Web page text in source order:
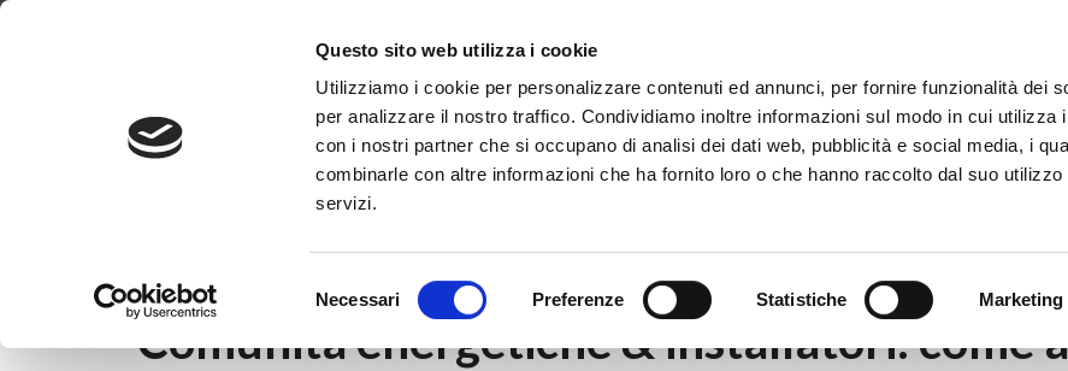
Questo sito web utilizza i cookie
Utilizziamo i cookie per personalizzare contenuti ed annunci, per fornire funzionalità dei
per analizzare il nostro traffico. Condividiamo inoltre informazioni sul modo in cui utilizza
con i nostri partner che si occupano di analisi dei dati web, pubblicità e social media, i
combinarle con altre informazioni che ha fornito loro o che hanno raccolto dal suo utilizzo
servizi.
del
Necessari Preferenze Statistiche Marketing
News & Eventi |
11 dicembre 2020
Comunità energetiche & installatori: come